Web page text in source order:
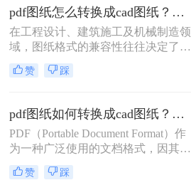
件中。那么pdf图纸怎么导入cad中
呢？本文将详细介绍四种将PDF图纸
导入CAD的方法。
pdf图纸怎么转换成cad图纸？这3种方法教会你！
在工程设计、建筑施工及机械制造领
域，图纸格式的兼容性往往决定了工
作的效率。很多时候，我们接收到的
设计文件是PDF格式，这种格式虽然
我们需要对图纸进行修改、测量或导
入到专业设备（如RTK）时，就必须
解决“pdf图纸怎么转换成cad图纸”这
一核心难题。
赞 踩
pdf图纸如何转换成cad图纸？试试这三种常用方法！
PDF（Portable Document Format）作
为一种广泛使用的文档格式，因其跨
平台、不易被修改的特性而备受青
睐。然而，在工程设计领域，
赞 踩